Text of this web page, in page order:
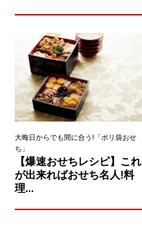
大晦日からでも間に合う!「ポリ袋おせ
ち」
【爆速おせちレシピ】これ
が出来ればおせち名人!料
理...